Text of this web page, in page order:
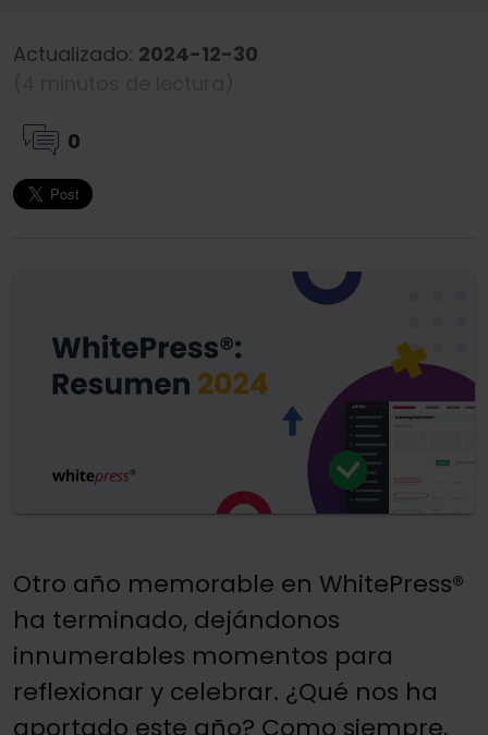
Actualizado: 2024-12-30
0
Otro año memorable en WhitePress®
ha terminado, dejándonos
innumerables momentos para
reflexionar y celebrar. ¿Qué nos ha
aportado este año? Como siempre,